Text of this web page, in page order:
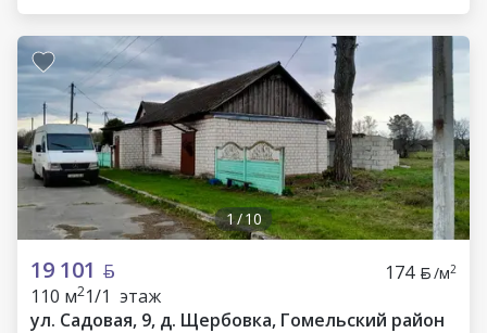
1/10
19 101 174 /м2
110 м21/1 этаж
ул. Садовая, 9, д. Щербовка, Гомельский район